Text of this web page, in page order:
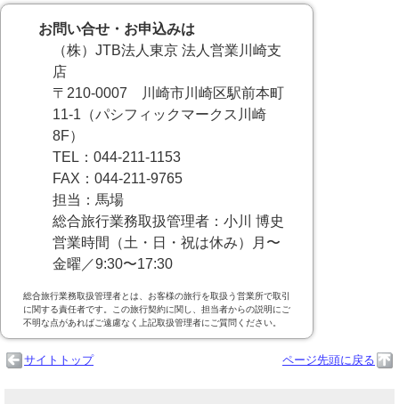
お問い合せ・お申込みは
（株）JTB法人東京 法人営業川崎支
店
〒210-0007 川崎市川崎区駅前本町
11-1（パシフィックマークス川崎
8F）
TEL：044‐211‐1153
FAX：044-211-9765
担当：馬場
総合旅行業務取扱管理者：小川 博史
営業時間（土・日・祝は休み）月〜
金曜／9:30〜17:30
総合旅行業務取扱管理者とは、お客様の旅行を取扱う営業所で取引
に関する責任者です。この旅行契約に関し、担当者からの説明にご
不明な点があればご遠慮なく上記取扱管理者にご質問ください。
ページ先頭に戻る
サイトトップ